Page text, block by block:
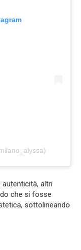
altri
che si fosse
sottolineando